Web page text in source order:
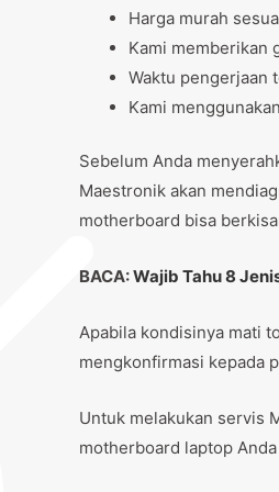
Harga murah
Kami memberikan
Waktu pengerjaan
Kami
Sebelum Anda
Maestronik akan
motherboard bisa
BACA:Wajib Tahu 8
Apabila kondisinya mati
mengkonfirmasi kepada
Untuk melakukan servis
motherboard laptop